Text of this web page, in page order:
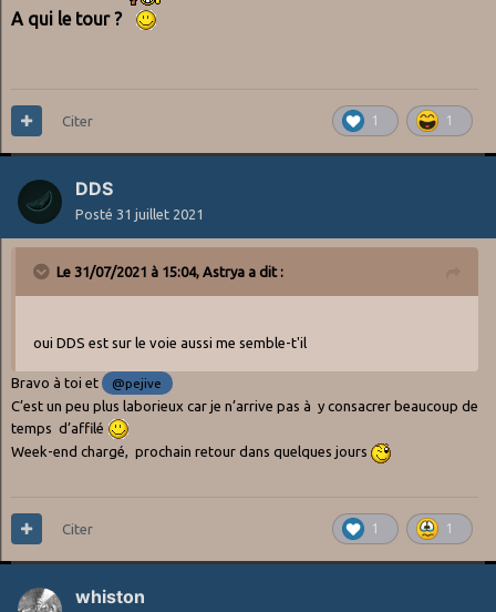
A qui le tour ?
1 1
Citer
DDS
Posté 31 juillet 2021
Le 31/07/2021 à 15:04, Astrya a dit :
oui DDS est sur le voie aussi me semble-t'il
Bravo à toi et @pejive
C’est un peu plus laborieux car je n’arrive pas à y consacrer beaucoup de
temps d’affilé
Week-end chargé, prochain retour dans quelques jours
1 1
Citer
whiston